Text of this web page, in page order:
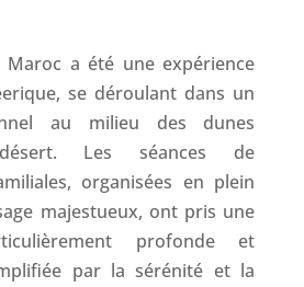
a été une expérience
se déroulant dans un
au milieu des dunes
Les séances de
organisées en plein
majestueux, ont pris une
profonde et
par la sérénité et la